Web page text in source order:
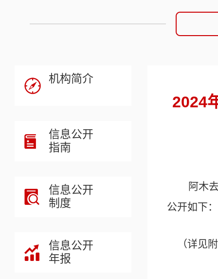
机构简介
信息公开
指南
信息公开
制度
信息公开
年报
2024
阿木
公开如下：
（详见